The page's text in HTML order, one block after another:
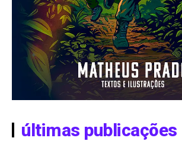
últimas publicações